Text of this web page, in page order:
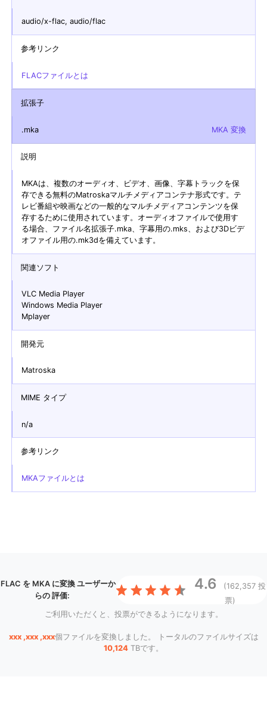
audio/x-flac, audio/flac
参考リンク
FLACファイルとは
拡張子
.mka MKA 変換
説明
MKAは、複数のオーディオ、ビデオ、画像、字幕トラックを保
存できる無料のMatroskaマルチメディアコンテナ形式です。テ
レビ番組や映画などの一般的なマルチメディアコンテンツを保
存するために使用されています。オーディオファイルで使用す
る場合、ファイル名拡張子.mka、字幕用の.mks、および3Dビデ
オファイル用の.mk3dを備えています。
関連ソフト
VLC Media Player
Windows Media Player
Mplayer
開発元
Matroska
MIME タイプ
n/a
参考リンク
MKAファイルとは
FLAC を MKA に変換 ユーザーか
らの 評価:
4.6
(162,357 投
票)
ご利用いただくと、投票ができるようになります。
xxx ,xxx ,xxx個ファイルを変換しました。 トータルのファイルサイズは
10,124 TBです。